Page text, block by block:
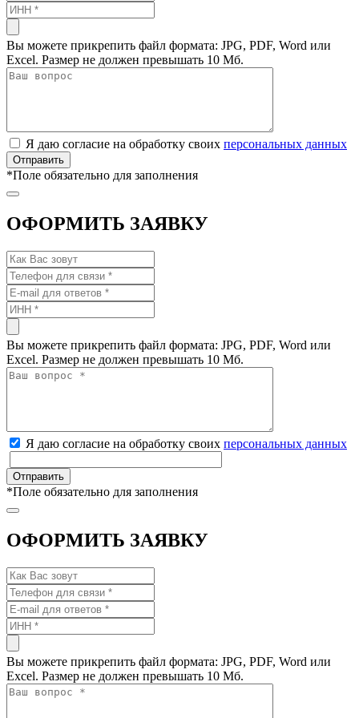
Вы можете прикрепить файл формата: JPG, PDF, Word или
Excel. Размер не должен превышать 10 Мб.
Я даю согласие на обработку своих персональных данных
*Поле обязательно для заполнения
ОФОРМИТЬ ЗАЯВКУ
Вы можете прикрепить файл формата: JPG, PDF, Word или
Excel. Размер не должен превышать 10 Мб.
Я даю согласие на обработку своих персональных данных
*Поле обязательно для заполнения
ОФОРМИТЬ ЗАЯВКУ
Вы можете прикрепить файл формата: JPG, PDF, Word или
Excel. Размер не должен превышать 10 Мб.